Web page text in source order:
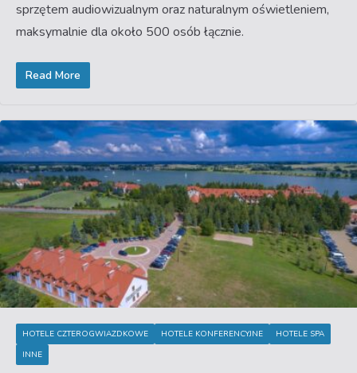
sprzętem audiowizualnym oraz naturalnym oświetleniem,
maksymalnie dla około 500 osób łącznie.
Read More
HOTELE CZTEROGWIAZDKOWE HOTELE KONFERENCYJNE
HOTELE SPA
INNE